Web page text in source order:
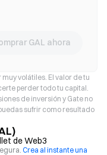
las tarifas de gas y
a guardar tus
las tarifas varían según
GAL ahora
volátiles. El valor de tu
perder todo tu capital.
de inversión y Gate no
sufrir como resultado
de Web3
Crea al instante una